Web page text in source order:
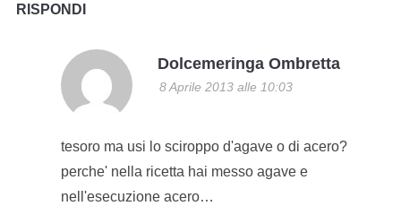
RISPONDI
Dolcemeringa Ombretta
8 Aprile 2013 alle 10:03
tesoro ma usi lo sciroppo d'agave o di acero?
perche' nella ricetta hai messo agave e
nell'esecuzione acero…